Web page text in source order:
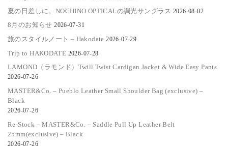
夏の日差しに。NOCHINO OPTICALの調光サングラス 2026-08-02
8月のお知らせ 2026-07-31
旅のスタイルノート – Hakodate 2026-07-29
Trip to HAKODATE 2026-07-28
LAMOND（ラモンド）Twill Twist Cardigan Jacket & Wide Easy Pants
2026-07-26
MASTER&Co. – Pueblo Leather Small Shoulder Bag (exclusive) –
Black
2026-07-26
Re-Stock – MASTER&Co. – Saddle Pull Up Leather Belt
25mm(exclusive) – Black
2026-07-26